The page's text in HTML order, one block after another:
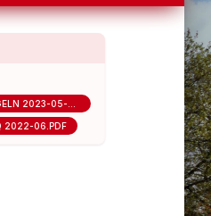
2022-06.PDF